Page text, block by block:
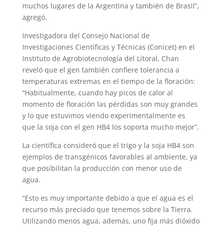
muchos lugares de la Argentina y también de Brasil”,
agregó.
Investigadora del Consejo Nacional de
Investigaciones Científicas y Técnicas (Conicet) en el
Instituto de Agrobiotecnología del Litoral, Chan
reveló que el gen también confiere tolerancia a
temperaturas extremas en el tiempo de la floración:
“Habitualmente, cuando hay picos de calor al
momento de floración las pérdidas son muy grandes
y lo que estuvimos viendo experimentalmente es
que la soja con el gen HB4 los soporta mucho mejor”.
La científica consideró que el trigo y la soja HB4 son
ejemplos de transgénicos favorables al ambiente, ya
que posibilitan la producción con menor uso de
agua.
“Esto es muy importante debido a que el agua es el
recurso más preciado que tenemos sobre la Tierra.
Utilizando menos agua, además, uno fija más dióxido